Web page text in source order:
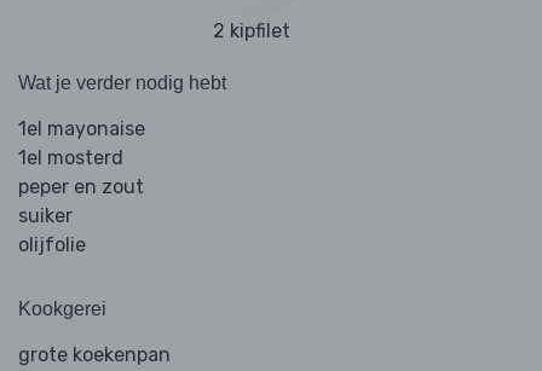
2 kipfilet
Wat je verder nodig hebt
1el mayonaise
1el mosterd
peper en zout
suiker
olijfolie
Kookgerei
grote koekenpan